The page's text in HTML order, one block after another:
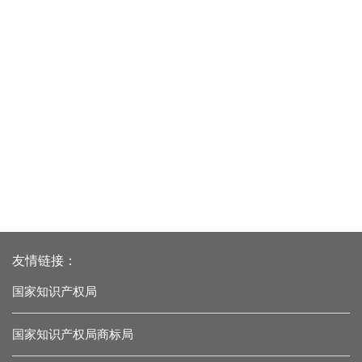
友情链接：
国家知识产权局
国家知识产权局商标局